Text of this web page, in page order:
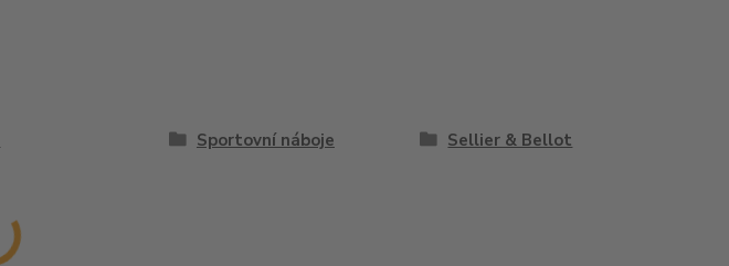
Sportovní náboje
Sellier & Bellot